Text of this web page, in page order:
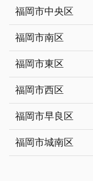
福岡市中央区
福岡市南区
福岡市東区
福岡市西区
福岡市早良区
福岡市城南区